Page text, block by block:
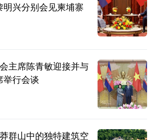
兴分别会见柬埔寨
主席陈青敏迎接并与
举行会谈
群山中的独特建筑空